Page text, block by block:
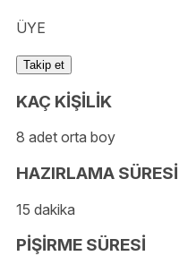
ÜYE
Takip et
KAÇ KİŞİLİK
8 adet orta boy
HAZIRLAMA SÜRESİ
15 dakika
PİŞİRME SÜRESİ